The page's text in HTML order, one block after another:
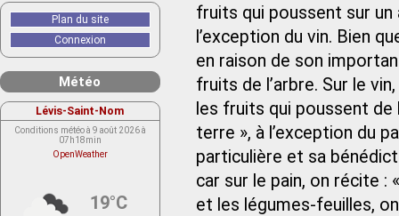
fruits qui poussent sur un
l’exception du vin. Bien
en raison de son
fruits de l’arbre. Sur le
les fruits qui poussent
terre », à l’exception du
particulière et sa
car sur le pain, on récite :
et les légumes-feuilles,
Plan du site
Connexion
Météo
Lévis-Saint-Nom
Conditions météo à 9 août 2026 à
07h18min
OpenWeather
19°C